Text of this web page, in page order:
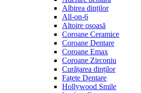
Albirea dinților
All-on-6
Altoire osoasă
Coroane Ceramice
Coroane Dentare
Coroane Emax
Coroane Zirconiu
Curățarea dinților
Fațete Dentare
Hollywood Smile